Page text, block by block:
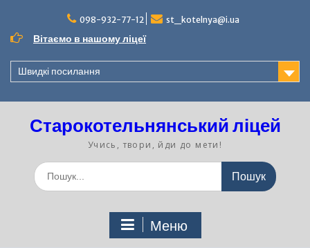
вмісту
098-932-77-12 st_kotelnya@i.ua
Вітаємо в нашому ліцеї
Швидкі посилання
Старокотельнянський ліцей
Учись, твори, йди до мети!
Шукати:
Меню